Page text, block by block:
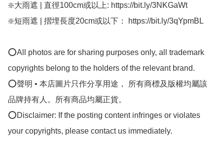
❇️大雨遮 | 直徑100cm或以上: https://bit.ly/3NKGaWt
❇️短雨遮 | 摺埋長度20cm或以下： https://bit.ly/3qYpmBL
⭕All photos are for sharing purposes only, all trademark
copyrights belong to the holders of the relevant brand.
⭕聲明 • 本店圖片只作分享用途， 所有商標及版權均屬該
品牌持有人。所有商品均屬正貨。
⭕Disclaimer: If the posting content infringes or violates
your copyrights, please contact us immediately.